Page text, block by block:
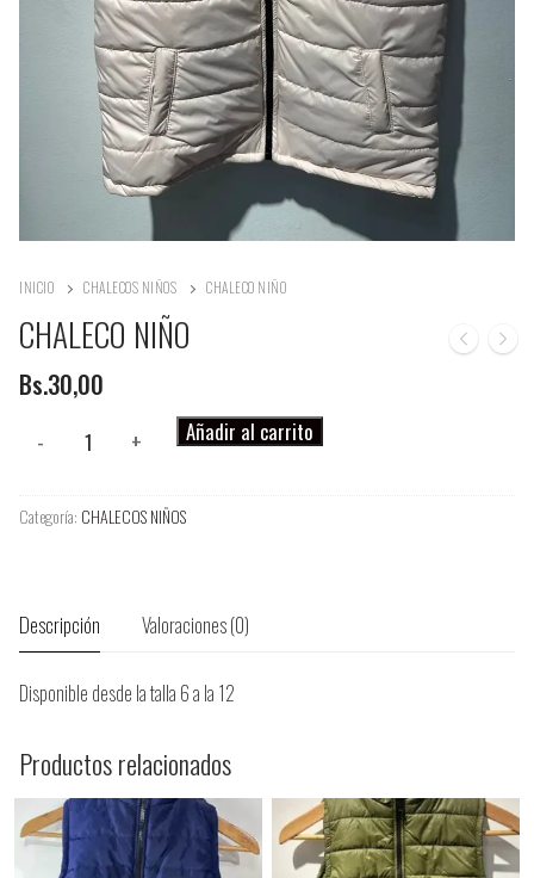
INICIO CHALECOS NIÑOS CHALECO NIÑO
CHALECO NIÑO
Bs.30,00
- + Añadir al carrito
Categoría: CHALECOS NIÑOS
Descripción Valoraciones (0)
Disponible desde la talla 6 a la 12
Productos relacionados